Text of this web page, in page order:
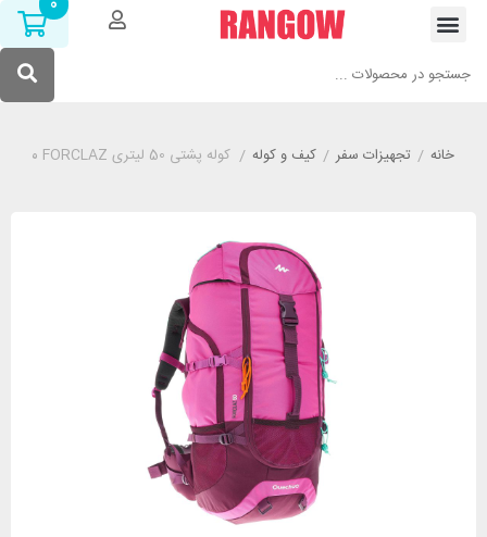
خانه/ تجهیزات سفر/ کیف و کوله/ کوله پشتی 50 لیتری FORCLAZ مدل Eflatun